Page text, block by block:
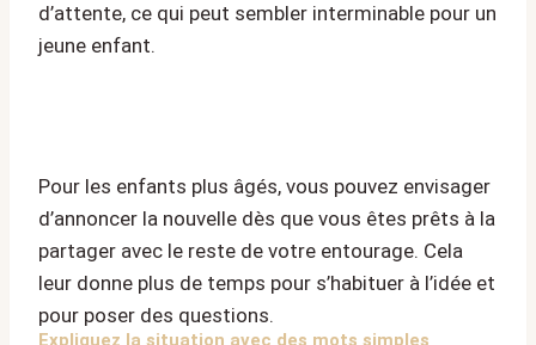
d’attente, ce qui peut sembler interminable pour un
jeune enfant.
Pour les enfants plus âgés, vous pouvez envisager
d’annoncer la nouvelle dès que vous êtes prêts à la
partager avec le reste de votre entourage. Cela
leur donne plus de temps pour s’habituer à l’idée et
pour poser des questions.